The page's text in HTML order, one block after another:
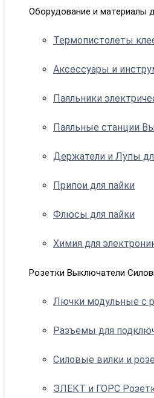
Оборудование и материалы
Термопистолеты
Аксессуары и
Паяльники
Паяльные станции
Держатели и Лупы
Припои для пайки
Флюсы для пайки
Химия для
Розетки Выключатели
Лючки модульные с
Разъемы для
Силовые вилки и
ЭЛЕКТ и ГОРС